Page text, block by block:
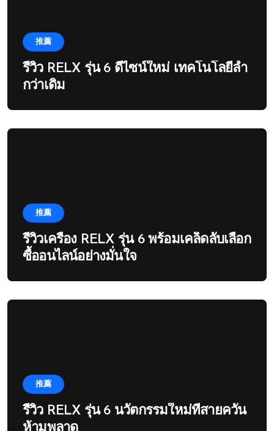
推薦
รีวิว RELX รุ่น 6 ดีไซน์ใหม่ เทคโนโลยีล้ำ
กว่าเดิม
推薦
รีวิวเครื่อง RELX รุ่น 6 พร้อมเคล็ดลับเลือก
ซื้ออนไลน์อย่างมั่นใจ
推薦
รีวิว RELX รุ่น 6 นวัตกรรมใหม่ที่สายควัน